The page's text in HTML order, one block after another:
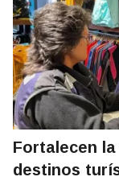
Fortalecen
destinos